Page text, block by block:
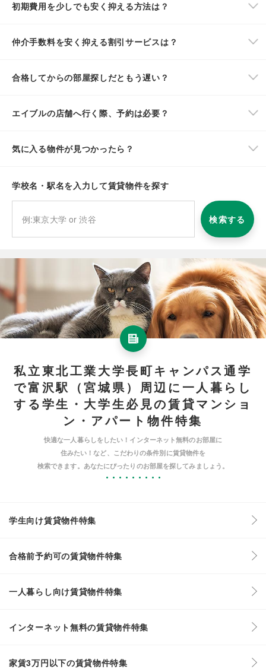
初期費用を少しでも安く抑える方法は？
仲介手数料を安く抑える割引サービスは？
合格してからの部屋探しだともう遅い？
エイブルの店舗へ行く際、予約は必要？
気に入る物件が見つかったら？
学校名・駅名を入力して賃貸物件を探す
検索する
私立東北工業大学長町キャンパス通学
で富沢駅（宮城県）周辺に一人暮らし
する学生・大学生必見の賃貸マンショ
ン・アパート物件特集
快適な一人暮らしをしたい！インターネット無料のお部屋に
住みたい！など、こだわりの条件別に賃貸物件を
検索できます。あなたにぴったりのお部屋を探してみましょう。
学生向け賃貸物件特集
合格前予約可の賃貸物件特集
一人暮らし向け賃貸物件特集
インターネット無料の賃貸物件特集
家賃3万円以下の賃貸物件特集